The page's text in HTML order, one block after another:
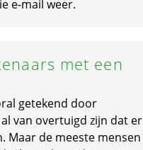
e-mail weer.
met een
getekend door
van overtuigd zijn dat er
Maar de meeste mensen